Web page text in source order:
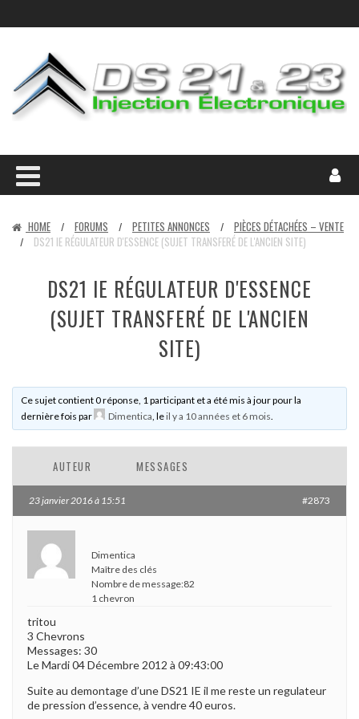
HOME / FORUMS / PETITES ANNONCES / PIÈCES DÉTACHÉES – VENTE
/ DS21 IE RÉGULATEUR D'ESSENCE (SUJET TRANSFERÉ DE L'ANCIEN SITE)
DS21 IE RÉGULATEUR D'ESSENCE
(SUJET TRANSFERÉ DE L'ANCIEN
SITE)
Ce sujet contient 0 réponse, 1 participant et a été mis à jour pour la
dernière fois par
Dimentica , leil y a 10 années et 6 mois
AUTEUR MESSAGES
23 janvier 2016 à 15:51 #2873
Dimentica
Maître des clés
Nombre de message:82
1 chevron
tritou
3 Chevrons
Messages: 30
Le Mardi 04 Décembre 2012 à 09:43:00
Suite au demontage d’une DS21 IE il me reste un regulateur
de pression d’essence, à vendre 40 euros.